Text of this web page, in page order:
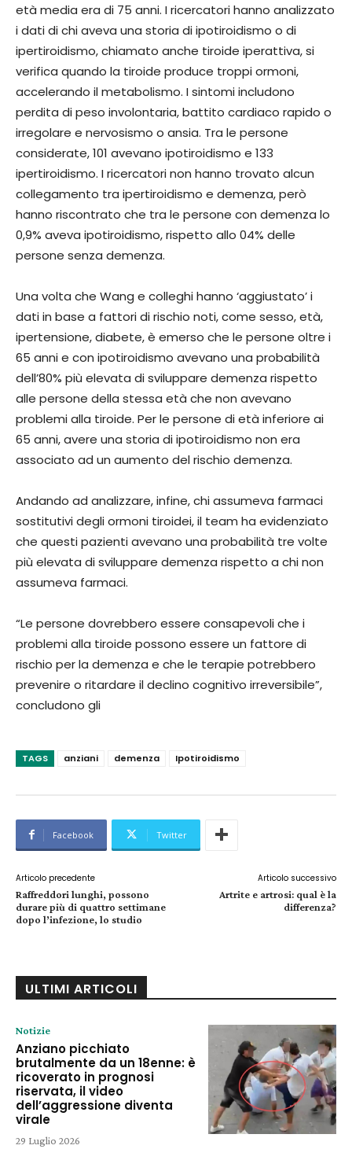
età media era di 75 anni. I ricercatori hanno analizzato
i dati di chi aveva una storia di ipotiroidismo o di
ipertiroidismo, chiamato anche tiroide iperattiva, si
verifica quando la tiroide produce troppi ormoni,
accelerando il metabolismo. I sintomi includono
perdita di peso involontaria, battito cardiaco rapido o
irregolare e nervosismo o ansia. Tra le persone
considerate, 101 avevano ipotiroidismo e 133
ipertiroidismo. I ricercatori non hanno trovato alcun
collegamento tra ipertiroidismo e demenza, però
hanno riscontrato che tra le persone con demenza lo
0,9% aveva ipotiroidismo, rispetto allo 04% delle
persone senza demenza.
Una volta che Wang e colleghi hanno ‘aggiustato’ i
dati in base a fattori di rischio noti, come sesso, età,
ipertensione, diabete, è emerso che le persone oltre i
65 anni e con ipotiroidismo avevano una probabilità
dell’80% più elevata di sviluppare demenza rispetto
alle persone della stessa età che non avevano
problemi alla tiroide. Per le persone di età inferiore ai
65 anni, avere una storia di ipotiroidismo non era
associato ad un aumento del rischio demenza.
Andando ad analizzare, infine, chi assumeva farmaci
sostitutivi degli ormoni tiroidei, il team ha evidenziato
che questi pazienti avevano una probabilità tre volte
più elevata di sviluppare demenza rispetto a chi non
assumeva farmaci.
“Le persone dovrebbero essere consapevoli che i
problemi alla tiroide possono essere un fattore di
rischio per la demenza e che le terapie potrebbero
prevenire o ritardare il declino cognitivo irreversibile”,
concludono gli
TAGS anziani demenza Ipotiroidismo
Facebook Twitter
Articolo precedente
Raffreddori lunghi, possono
durare più di quattro settimane
dopo l’infezione, lo studio
Articolo successivo
Artrite e artrosi: qual è la
differenza?
ULTIMI ARTICOLI
Notizie
Anziano picchiato
brutalmente da un 18enne: è
ricoverato in prognosi
riservata, il video
dell’aggressione diventa
virale
29 Luglio 2026